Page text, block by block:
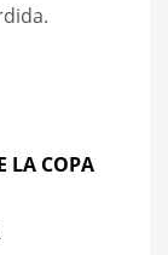
LA COPA